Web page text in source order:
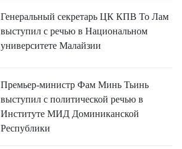
TIẾNG VIỆT
中文
FRANÇAIS
Генеральный секретарь ЦК КПВ То Лам
выступил с речью в Национальном
университете Малайзии
Премьер-министр Фам Минь Тьинь
выступил с политической речью в
Институте МИД Доминиканской
Республики